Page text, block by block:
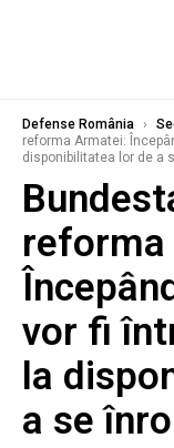
Defense România ›
reforma Armatei:
disponibilitatea lor de a
vor fi
la
a se